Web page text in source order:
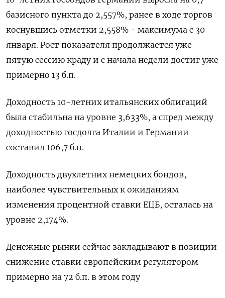
базисного пункта до 2,557%, ранее в ходе торгов
коснувшись отметки 2,558% - максимума с 30
января. Рост показателя продолжается уже
пятую сессию краду и с начала недели достиг уже
примерно 13 б.п.
Доходность 10-летних итальянских облигаций
была стабильна на уровне 3,633%, а спред между
доходностью госдолга Италии и Германии
составил 106,7 б.п.
Доходность двухлетних немецких бондов,
наиболее чувствительных к ожиданиям
изменения процентной ставки ЕЦБ, осталась на
уровне 2,174%.
Денежные рынки сейчас закладывают в позиции
снижение ставки европейским регулятором
примерно на 72 б.п. в этом году